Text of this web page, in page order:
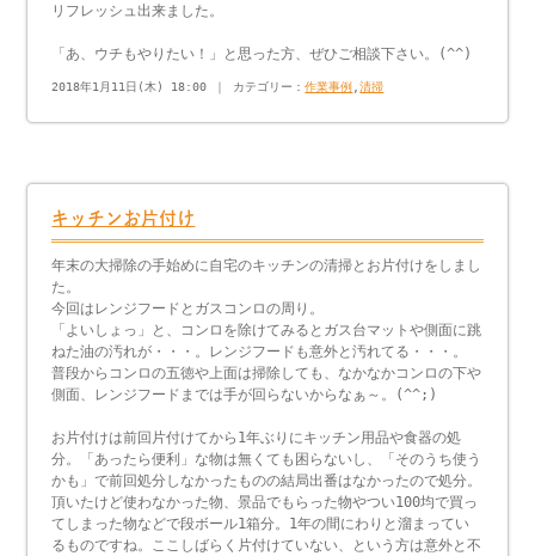
リフレッシュ出来ました。
「あ、ウチもやりたい！」と思った方、ぜひご相談下さい。(^^)
2018年1月11日(木) 18:00 ｜ カテゴリー：作業事例 ,清掃
キッチンお片付け
年末の大掃除の手始めに自宅のキッチンの清掃とお片付けをしまし
た。
今回はレンジフードとガスコンロの周り。
「よいしょっ」と、コンロを除けてみるとガス台マットや側面に跳
ねた油の汚れが・・・。レンジフードも意外と汚れてる・・・。
普段からコンロの五徳や上面は掃除しても、なかなかコンロの下や
側面、レンジフードまでは手が回らないからなぁ～。(^^;)
お片付けは前回片付けてから1年ぶりにキッチン用品や食器の処
分。「あったら便利」な物は無くても困らないし、「そのうち使う
かも」で前回処分しなかったものの結局出番はなかったので処分。
頂いたけど使わなかった物、景品でもらった物やつい100均で買っ
てしまった物などで段ボール1箱分。1年の間にわりと溜まってい
るものですね。ここしばらく片付けていない、という方は意外と不